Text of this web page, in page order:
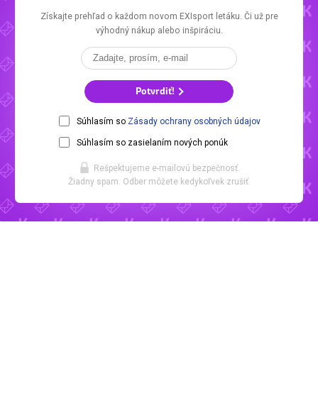
Získajte prehľad o každom novom EXIsport letáku. Či už pre
výhodný nákup alebo inšpiráciu.
Potvrdiť!
Súhlasím so Zásady ochrany osobných údajov
Súhlasím so zasielaním nových ponúk
Rešpektujeme e-mailovú bezpečnosť.
Žiadny spam. Odber môžete kedykoľvek zrušiť.